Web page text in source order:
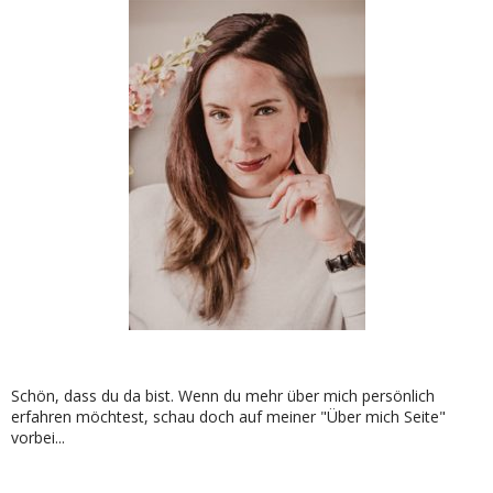
Schön, dass du da bist. Wenn du mehr über mich persönlich
erfahren möchtest, schau doch auf meiner "Über mich Seite"
vorbei...